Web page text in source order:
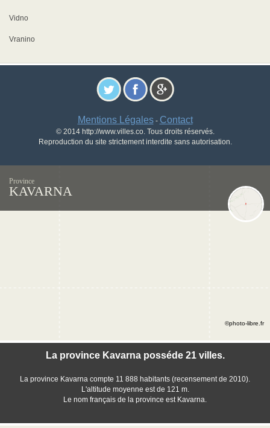
Vidno
Vranino
Mentions Légales- Contact
© 2014 http://www.villes.co. Tous droits réservés.
Reproduction du site strictement interdite sans autorisation.
Province
KAVARNA
La province Kavarna posséde 21 villes.
La province Kavarna compte 11 888 habitants (recensement de 2010).
L'altitude moyenne est de 121 m.
Le nom français de la province est Kavarna.
©photo-libre.fr